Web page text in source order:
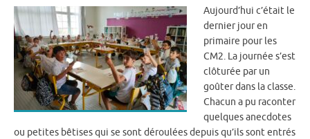
Aujourd’hui c’était le
dernier jour en
primaire pour les
CM2. La journée s’est
clôturée par un
goûter dans la classe.
Chacun a pu raconter
quelques anecdotes
ou petites bêtises qui se sont déroulées depuis qu’ils sont entrés